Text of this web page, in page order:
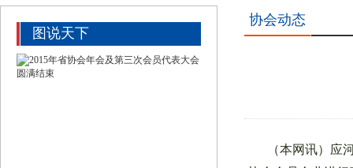
图说天下
协会动态
（本网讯）应河